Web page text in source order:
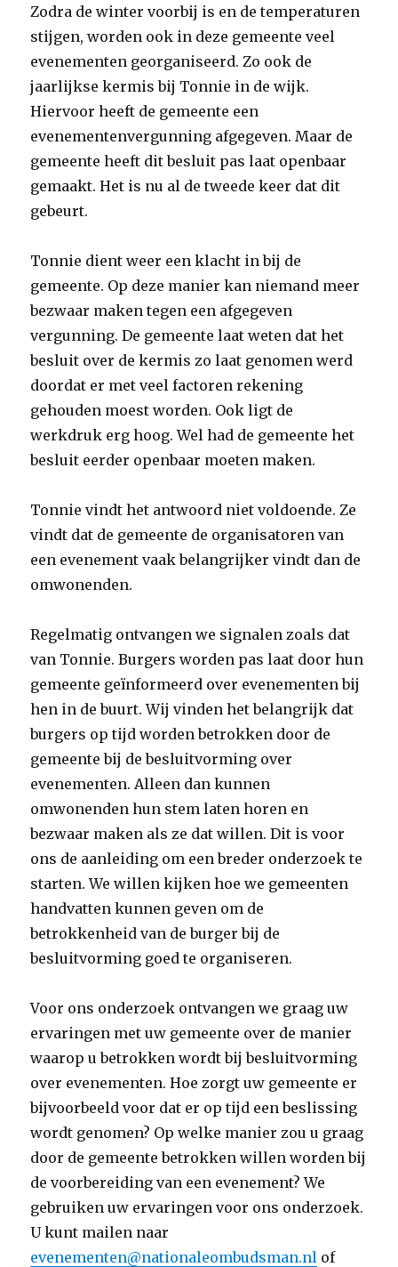
Zodra de winter voorbij is en de temperaturen
stijgen, worden ook in deze gemeente veel
evenementen georganiseerd. Zo ook de
jaarlijkse kermis bij Tonnie in de wijk.
Hiervoor heeft de gemeente een
evenementenvergunning afgegeven. Maar de
gemeente heeft dit besluit pas laat openbaar
gemaakt. Het is nu al de tweede keer dat dit
gebeurt.
Tonnie dient weer een klacht in bij de
gemeente. Op deze manier kan niemand meer
bezwaar maken tegen een afgegeven
vergunning. De gemeente laat weten dat het
besluit over de kermis zo laat genomen werd
doordat er met veel factoren rekening
gehouden moest worden. Ook ligt de
werkdruk erg hoog. Wel had de gemeente het
besluit eerder openbaar moeten maken.
Tonnie vindt het antwoord niet voldoende. Ze
vindt dat de gemeente de organisatoren van
een evenement vaak belangrijker vindt dan de
omwonenden.
Regelmatig ontvangen we signalen zoals dat
van Tonnie. Burgers worden pas laat door hun
gemeente geïnformeerd over evenementen bij
hen in de buurt. Wij vinden het belangrijk dat
burgers op tijd worden betrokken door de
gemeente bij de besluitvorming over
evenementen. Alleen dan kunnen
omwonenden hun stem laten horen en
bezwaar maken als ze dat willen. Dit is voor
ons de aanleiding om een breder onderzoek te
starten. We willen kijken hoe we gemeenten
handvatten kunnen geven om de
betrokkenheid van de burger bij de
besluitvorming goed te organiseren.
Voor ons onderzoek ontvangen we graag uw
ervaringen met uw gemeente over de manier
waarop u betrokken wordt bij besluitvorming
over evenementen. Hoe zorgt uw gemeente er
bijvoorbeeld voor dat er op tijd een beslissing
wordt genomen? Op welke manier zou u graag
door de gemeente betrokken willen worden bij
de voorbereiding van een evenement? We
gebruiken uw ervaringen voor ons onderzoek.
U kunt mailen naar
evenementen@nationaleombudsman.nl of